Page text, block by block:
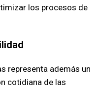
los procesos de
representa además un
cotidiana de las